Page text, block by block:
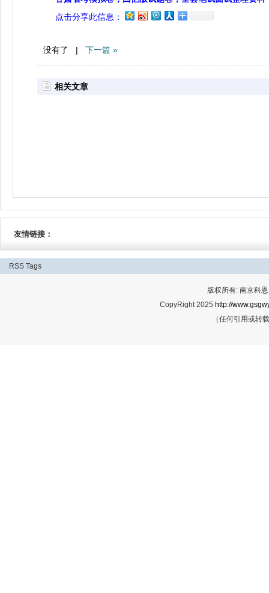
点击分享此信息：
没有了 | 下一篇 »
相关文章
友情链接：
RSS Tags
版权所有: 南京科
CopyRight 2025 http://
（任何引用或转